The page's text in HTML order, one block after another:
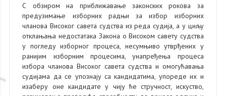
С обзиром на приближавање законских рокова за
предузимање изборних радњи за избор изборних
чланова Високог савета судства из реда судија, а у циљу
отклањања недостатака Закона о Високом савету судства
у погледу изборног процеса, несумњиво утврђених у
ранијим изборним процесима, унапређења процеса
избора чланова Високог савета судства и омогућавања
судијама да се упознају са кандидатима, упореде их и
изаберу оне кандидате у чију ће стручност, искуство,